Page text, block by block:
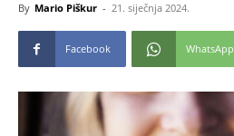
By Mario Piškur - 21. siječnja 2024.
Facebook WhatsApp